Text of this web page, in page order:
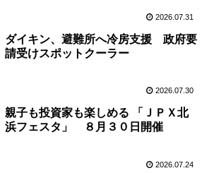
2026.07.31
ダイキン、避難所へ冷房支援 政府要
請受けスポットクーラー
2026.07.30
親子も投資家も楽しめる 「ＪＰＸ北
浜フェスタ」 ８月３０日開催
2026.07.24